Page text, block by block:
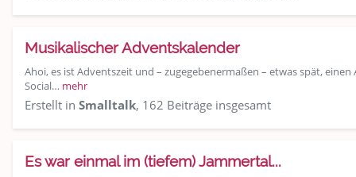
Musikalischer Adventskalender
Ahoi, es ist Adventszeit und – zugegebenermaßen – etwas spät,
Social… mehr
Erstellt in Smalltalk, 162 Beiträge insgesamt
Es war einmal im (tiefem) Jammertal...